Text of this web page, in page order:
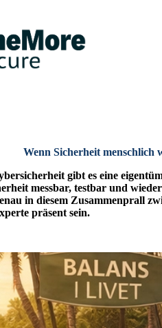
Wenn Sicherheit menschlich
gibt es eine
messbar, testbar und
in diesem Zusammenprall
präsent sein.